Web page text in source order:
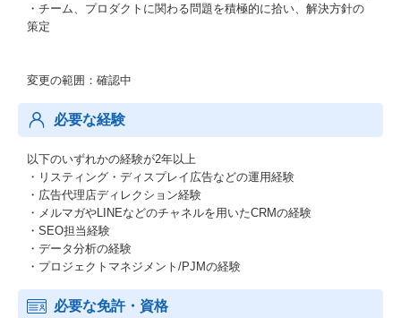
・チーム、プロダクトに関わる問題を積極的に拾い、解決方針の
策定
変更の範囲：確認中
必要な経験
以下のいずれかの経験が2年以上
・リスティング・ディスプレイ広告などの運用経験
・広告代理店ディレクション経験
・メルマガやLINEなどのチャネルを用いたCRMの経験
・SEO担当経験
・データ分析の経験
・プロジェクトマネジメント/PJMの経験
必要な免許・資格